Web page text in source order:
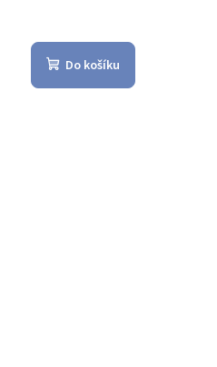
Do košíku